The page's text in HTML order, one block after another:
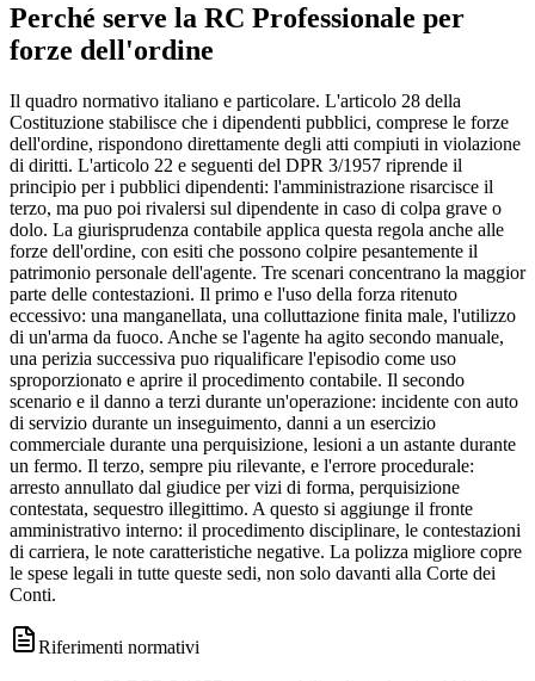
Perché serve la RC Professionale per
forze dell'ordine
Il quadro normativo italiano e particolare. L'articolo 28 della
Costituzione stabilisce che i dipendenti pubblici, comprese le forze
dell'ordine, rispondono direttamente degli atti compiuti in violazione
di diritti. L'articolo 22 e seguenti del DPR 3/1957 riprende il
principio per i pubblici dipendenti: l'amministrazione risarcisce il
terzo, ma puo poi rivalersi sul dipendente in caso di colpa grave o
dolo. La giurisprudenza contabile applica questa regola anche alle
forze dell'ordine, con esiti che possono colpire pesantemente il
patrimonio personale dell'agente. Tre scenari concentrano la maggior
parte delle contestazioni. Il primo e l'uso della forza ritenuto
eccessivo: una manganellata, una colluttazione finita male, l'utilizzo
di un'arma da fuoco. Anche se l'agente ha agito secondo manuale,
una perizia successiva puo riqualificare l'episodio come uso
sproporzionato e aprire il procedimento contabile. Il secondo
scenario e il danno a terzi durante un'operazione: incidente con auto
di servizio durante un inseguimento, danni a un esercizio
commerciale durante una perquisizione, lesioni a un astante durante
un fermo. Il terzo, sempre piu rilevante, e l'errore procedurale:
arresto annullato dal giudice per vizi di forma, perquisizione
contestata, sequestro illegittimo. A questo si aggiunge il fronte
amministrativo interno: il procedimento disciplinare, le contestazioni
di carriera, le note caratteristiche negative. La polizza migliore copre
le spese legali in tutte queste sedi, non solo davanti alla Corte dei
Conti.
Riferimenti normativi